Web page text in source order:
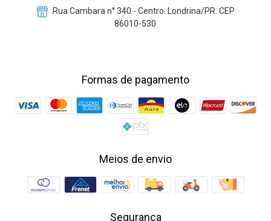
Rua Cambara n° 340 - Centro. Londrina/PR. CEP
86010-530
Formas de pagamento
Meios de envio
Segurança